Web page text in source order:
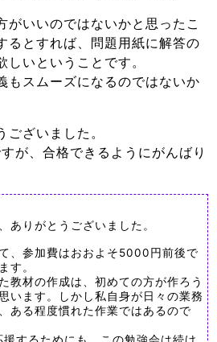
がいいのではないかと思ったこ
るとすれば、問題用紙に解答の
いということです。
もスムーズになるのではないか
ざいました。
が、合格できるようにがんばり
ありがとうございました。
、参加費はおおよそ5000円前後で
す。
教材の作成は、初めての方が作ろう
います。しかし私自身が日々の業務
ある程度慣れた作業ではあるので